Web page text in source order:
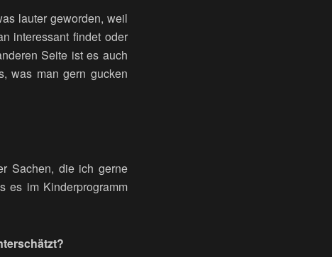
lauter geworden, weil
interessant findet oder
Seite ist es auch
was man gern gucken
Sachen, die ich gerne
es im Kinderprogramm